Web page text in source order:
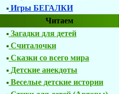
Игры БЕГАЛКИ
Читаем
Загадки для детей
Считалочки
Сказки со всего мира
Детские анекдоты
Веселые детские истории